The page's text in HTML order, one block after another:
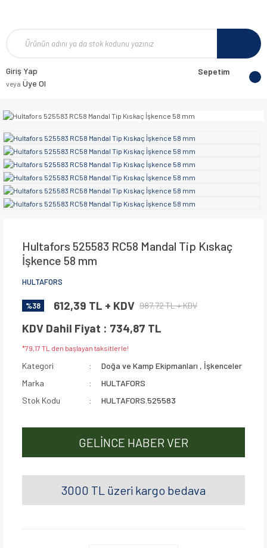
Giriş Yap
veya Üye Ol
Sepetim
Hultafors 525583 RC58 Mandal Tip Kıskaç
İşkence 58 mm
HULTAFORS
%38 612,39 TL + KDV 987,72 TL + KDV
KDV Dahil Fiyat : 734,87 TL
*79,17 TL den başlayan taksitlerle!
Kategori Doğa ve Kamp Ekipmanları , İşkenceler
Marka
HULTAFORS
Stok Kodu
HULTAFORS.525583
GELİNCE HABER VER
3000 TL üzeri kargo bedava